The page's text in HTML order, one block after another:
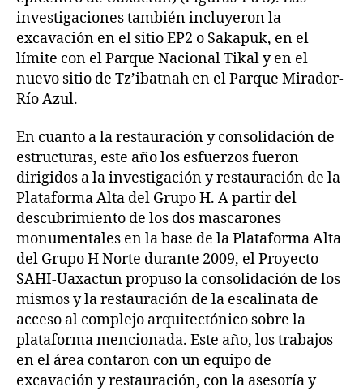
investigaciones también incluyeron la
excavación en el sitio EP2 o Sakapuk, en el
límite con el Parque Nacional Tikal y en el
nuevo sitio de Tz’ibatnah en el Parque Mirador-
Río Azul.
En cuanto a la restauración y consolidación de
estructuras, este año los esfuerzos fueron
dirigidos a la investigación y restauración de la
Plataforma Alta del Grupo H. A partir del
descubrimiento de los dos mascarones
monumentales en la base de la Plataforma Alta
del Grupo H Norte durante 2009, el Proyecto
SAHI-Uaxactun propuso la consolidación de los
mismos y la restauración de la escalinata de
acceso al complejo arquitectónico sobre la
plataforma mencionada. Este año, los trabajos
en el área contaron con un equipo de
excavación y restauración, con la asesoría y